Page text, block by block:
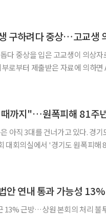
구하려다 중상…고교생
상을 입은 고교생이 의상자로 지정됐
로부터 제출받은 자료에 의하
까지"…원폭피해 81주
아직 3대를 건너가고 있다. 경
대회의실에서 '경기도 원폭피해
안 연내 통과 가능성
13% 근방…상원 본회의 처리 불